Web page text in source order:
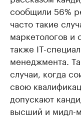
сообщили 56%
часто такие
маркетологов и
также IT-
менеджмента.
случаи, когда
свою
допускают
высший и мидл-